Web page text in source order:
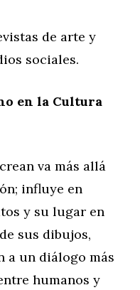
de arte y
sociales.
en la Cultura
va más allá
influye en
y su lugar en
sus dibujos,
a un diálogo más
humanos y